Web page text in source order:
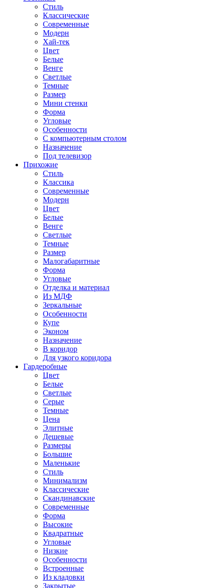
Стиль
Классические
Современные
Модерн
Хай-тек
Цвет
Белые
Венге
Светлые
Темные
Размер
Мини стенки
Форма
Угловые
Особенности
С компьютерным столом
Назначение
Под телевизор
Прихожие
Стиль
Классика
Современные
Модерн
Цвет
Белые
Венге
Светлые
Темные
Размер
Малогабаритные
Форма
Угловые
Отделка и материал
Из МДФ
Зеркальные
Особенности
Купе
Эконом
Назначение
В коридор
Для узкого коридора
Гардеробные
Цвет
Белые
Светлые
Серые
Темные
Цена
Элитные
Дешевые
Размеры
Большие
Маленькие
Стиль
Минимализм
Классические
Скандинавские
Современные
Форма
Высокие
Квадратные
Угловые
Низкие
Особенности
Встроенные
Из кладовки
Закрытые